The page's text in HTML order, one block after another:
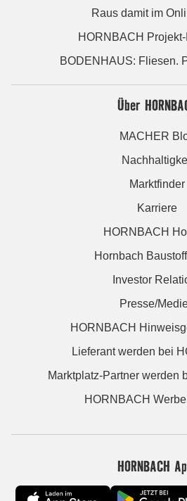
Raus damit im
HORNBACH
BODENHAUS: Fliesen.
Über
MACHER
Marktfinder
Karriere
HORNBACH
Hornbach
Investor
Presse/
HORNBACH
Lieferant werden bei
Marktplatz-Partner werden
HORNBACH
HORNBACH